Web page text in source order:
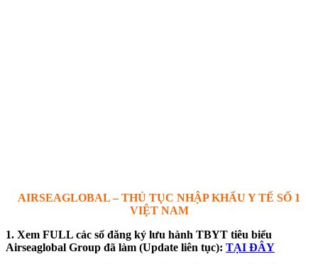
AIRSEAGLOBAL – THỦ TỤC NHẬP KHẨU Y TẾ SỐ 1
VIỆT NAM
1. Xem FULL các số đăng ký lưu hành TBYT tiêu biểu
Airseaglobal Group đã làm (Update liên tục): TẠI ĐÂY